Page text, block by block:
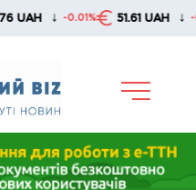
↓ -0.01% 51.61 UAH ↓ -0.11%